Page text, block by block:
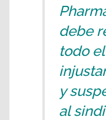
debe
todo
y
al